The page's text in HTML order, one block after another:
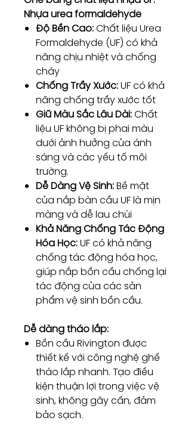
Nhựa urea formaldehyde
Độ Bền Cao:Chất liệu Urea
Formaldehyde (UF) có khả
năng chịu nhiệt và chống
cháy
Chống Trầy Xước:UF có khả
năng chống trầy xước tốt
Giữ Màu Sắc Lâu Dài:Chất
liệu UF không bị phai màu
dưới ảnh hưởng của ánh
sáng và các yếu tố môi
trường.
Dễ Dàng Vệ Sinh:Bề mặt
của nắp bàn cầu UF là mịn
màng và dễ lau chùi
Khả Năng Chống Tác Động
Hóa Học:UF có khả năng
chống tác động hóa học,
giúp nắp bồn cầu chống lại
tác động của các sản
phẩm vệ sinh bồn cầu.
Dễ dàng tháo lắp:
Bồn cầu Rivington được
thiết kế với công nghệ ghế
tháo lắp nhanh. Tạo điều
kiện thuận lợi trong việc vệ
sinh, không gây cấn, đảm
bảo sạch.